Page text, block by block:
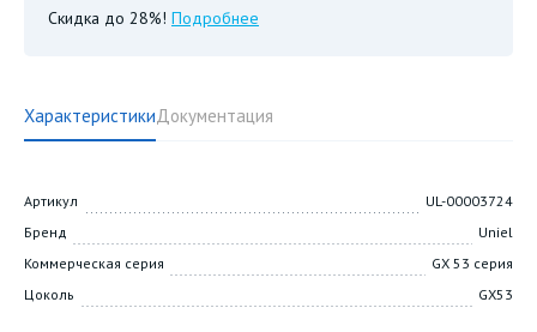
Скидка до 28%! Подробнее
ХарактеристикиДокументация
Артикул
UL-00003724
Бренд
Uniel
Коммерческая серия
GX 53 серия
Цоколь
GX53